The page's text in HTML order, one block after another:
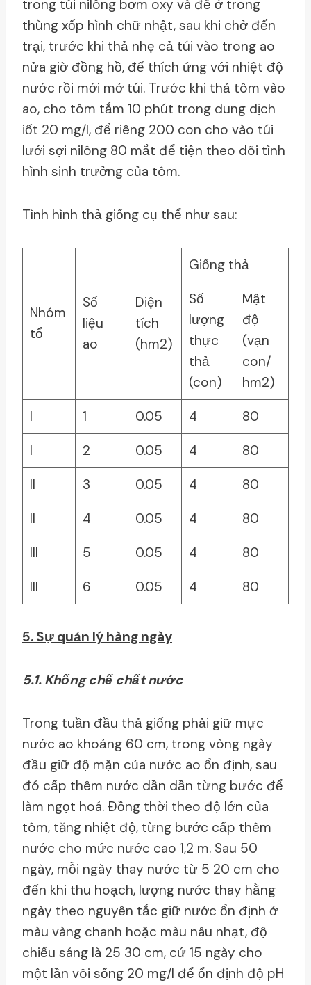
trong túi nilông bơm oxy và để ở trong
thùng xốp hình chữ nhật, sau khi chở đến
trại, trước khi thả nhẹ cả túi vào trong ao
nửa giờ đồng hồ, để thích ứng với nhiệt độ
nước rồi mới mở túi. Trước khi thả tôm vào
ao, cho tôm tắm 10 phút trong dung dịch
iốt 20 mg/l, để riêng 200 con cho vào túi
lưới sợi nilông 80 mắt để tiện theo dõi tình
hình sinh trưởng của tôm.
Tình hình thả giống cụ thể như sau:
Nhóm
tổ
Số
liệu
ao
Diện
tích
(hm2)
Giống thả
Số
lượng
thực
thả
(con)
Mật
độ
(vạn
con/
hm2)
I
1 0.05 4
80
I
2 0.05 4
80
II
3 0.05 4
80
II
4 0.05 4
80
III
5 0.05 4
80
III
6 0.05 4 80
5. Sự quản lý hàng ngày
5.1. Khống chế chất nước
Trong tuần đầu thả giống phải giữ mực
nước ao khoảng 60 cm, trong vòng ngày
đầu giữ độ mặn của nước ao ổn định, sau
đó cấp thêm nước dần dần từng bước để
làm ngọt hoá. Ðồng thời theo độ lớn của
tôm, tăng nhiệt độ, từng bước cấp thêm
nước cho mức nước cao 1,2 m. Sau 50
ngày, mỗi ngày thay nước từ 5 20 cm cho
đến khi thu hoạch, lượng nước thay hằng
ngày theo nguyên tắc giữ nước ổn định ở
màu vàng chanh hoặc màu nâu nhạt, độ
chiếu sáng là 25 30 cm, cứ 15 ngày cho
một lần vôi sống 20 mg/l để ổn định độ pH